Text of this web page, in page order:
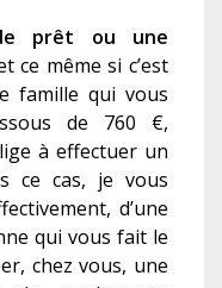
prêt ou une
ce même si c’est
famille qui vous
de 760 €,
à effectuer un
ce cas, je vous
d’une
qui vous fait le
chez vous, une